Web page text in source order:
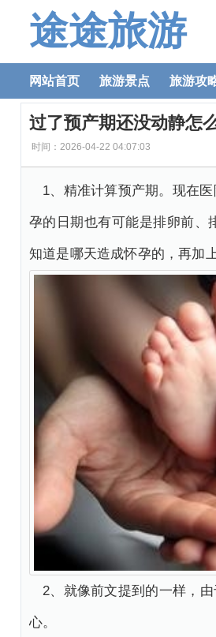
途途旅游
网站首页 旅游景点 旅游攻
过了预产期还没动静怎
时间：2026-04-22 04:07:03
1、精准计算预产期。现在
孕的日期也有可能是排卵前、
知道是哪天造成怀孕的，再加
2、就像前文提到的一样，
心。